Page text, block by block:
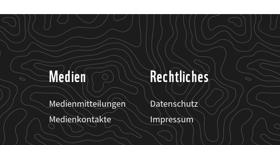
Medien
Medienmitteilungen
Medienkontakte
Rechtliches
Datenschutz
Impressum